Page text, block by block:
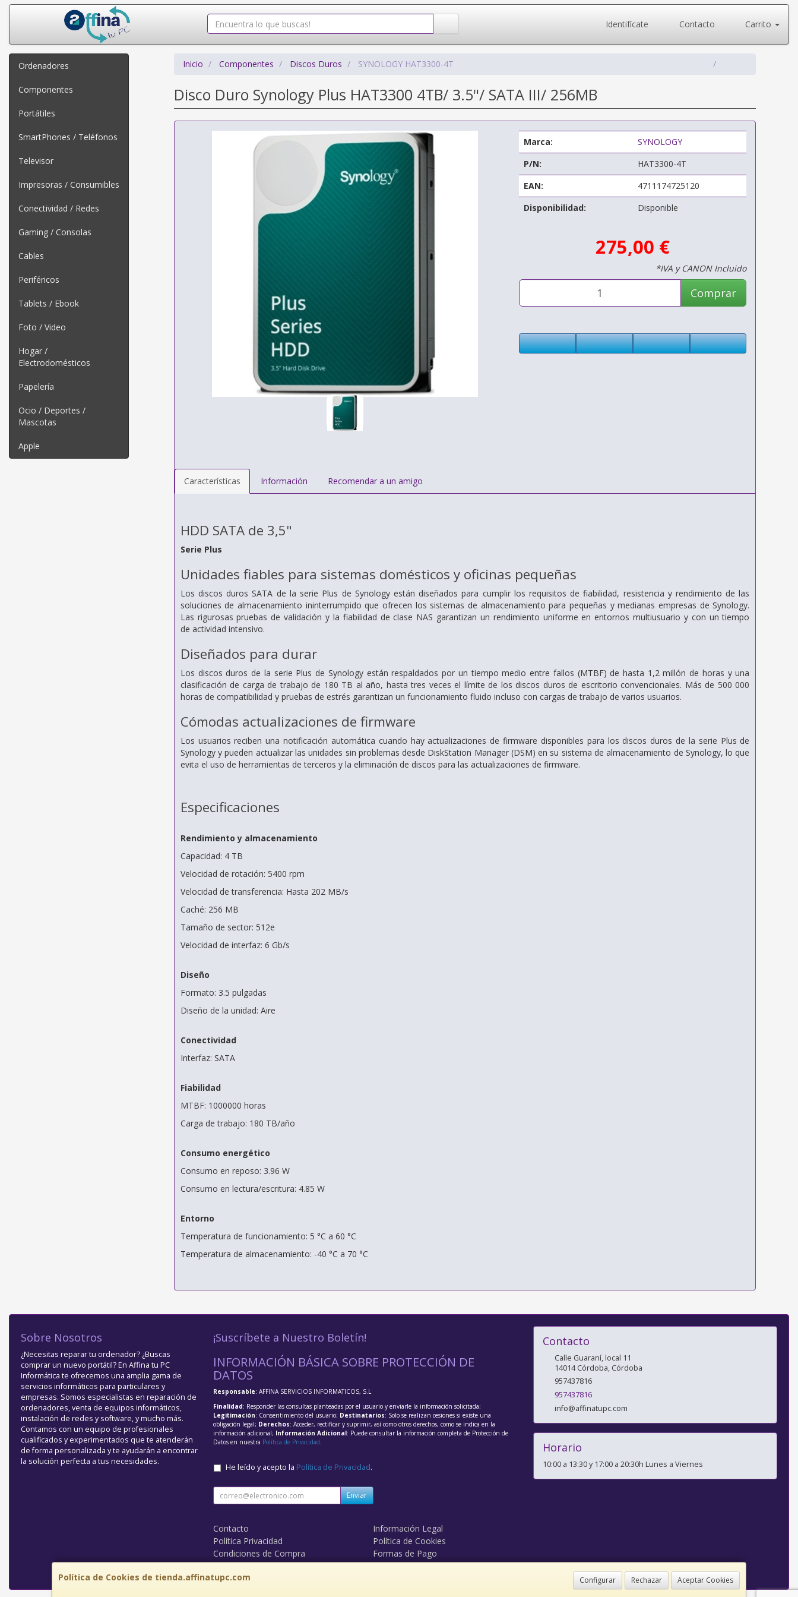
Identifícate Contacto Carrito
Ordenadores
Componentes
Portátiles
SmartPhones / Teléfonos
Televisor
Impresoras / Consumibles
Conectividad / Redes
Gaming / Consolas
Cables
Periféricos
Tablets / Ebook
Foto / Video
Hogar /
Electrodomésticos
Papelería
Ocio / Deportes /
Mascotas
Apple
Inicio Componentes Discos Duros SYNOLOGY HAT3300-4T
Disco Duro Synology Plus HAT3300 4TB/ 3.5"/ SATA III/ 256MB
Marca:
SYNOLOGY
P/N:
HAT3300-4T
EAN:
4711174725120
Disponibilidad:
Disponible
275,00 €
*IVA y CANON Incluido
Comprar
Características Información Recomendar a un amigo
HDD SATA de 3,5"
Serie Plus
Unidades fiables para sistemas domésticos y oficinas pequeñas
Los discos duros SATA de la serie Plus de Synology están diseñados para cumplir los requisitos de fiabilidad, resistencia y rendimiento de las
soluciones de almacenamiento ininterrumpido que ofrecen los sistemas de almacenamiento para pequeñas y medianas empresas de Synology.
Las rigurosas pruebas de validación y la fiabilidad de clase NAS garantizan un rendimiento uniforme en entornos multiusuario y con un tiempo
de actividad intensivo.
Diseñados para durar
Los discos duros de la serie Plus de Synology están respaldados por un tiempo medio entre fallos (MTBF) de hasta 1,2 millón de horas y una
clasificación de carga de trabajo de 180 TB al año, hasta tres veces el límite de los discos duros de escritorio convencionales. Más de 500 000
horas de compatibilidad y pruebas de estrés garantizan un funcionamiento fluido incluso con cargas de trabajo de varios usuarios.
Cómodas actualizaciones de firmware
Los usuarios reciben una notificación automática cuando hay actualizaciones de firmware disponibles para los discos duros de la serie Plus de
Synology y pueden actualizar las unidades sin problemas desde DiskStation Manager (DSM) en su sistema de almacenamiento de Synology, lo que
evita el uso de herramientas de terceros y la eliminación de discos para las actualizaciones de firmware.
Especificaciones
Rendimiento y almacenamiento
Capacidad: 4 TB
Velocidad de rotación: 5400 rpm
Velocidad de transferencia: Hasta 202 MB/s
Caché: 256 MB
Tamaño de sector: 512e
Velocidad de interfaz: 6 Gb/s
Diseño
Formato: 3.5 pulgadas
Diseño de la unidad: Aire
Conectividad
Interfaz: SATA
Fiabilidad
MTBF: 1000000 horas
Carga de trabajo: 180 TB/año
Consumo energético
Consumo en reposo: 3.96 W
Consumo en lectura/escritura: 4.85 W
Entorno
Temperatura de funcionamiento: 5 °C a 60 °C
Temperatura de almacenamiento: -40 °C a 70 °C
Política de Cookies de tienda.affinatupc.com Configurar Rechazar Aceptar Cookies
Sobre Nosotros
¿Necesitas reparar tu ordenador? ¿Buscas
comprar un nuevo portátil? En Affina tu PC
Informática te ofrecemos una amplia gama de
servicios informáticos para particulares y
empresas. Somos especialistas en reparación de
ordenadores, venta de equipos informáticos,
instalación de redes y software, y mucho más.
Contamos con un equipo de profesionales
cualificados y experimentados que te atenderán
de forma personalizada y te ayudarán a encontrar
la solución perfecta a tus necesidades.
¡Suscríbete a Nuestro Boletín!
INFORMACIÓN BÁSICA SOBRE PROTECCIÓN DE
DATOS
Responsable: AFFINA SERVICIOS INFORMATICOS, S.L
Finalidad: Responder las consultas planteadas por el usuario y enviarle la información solicitada;
Legitimación: Consentimiento del usuario; Destinatarios: Solo se realizan cesiones si existe una
obligación legal; Derechos: Acceder, rectificar y suprimir, así como otros derechos, como se indica en la
información adicional; Información Adicional: Puede consultar la información completa de Protección de
Datos en nuestra Política de Privacidad.
He leído y acepto la Política de Privacidad.
Enviar
Contacto
Información Legal
Política Privacidad
Política de Cookies
Condiciones de Compra
Formas de Pago
¿Quienes Somos?
Derecho de Desistimiento
Contacto
Calle Guaraní, local 11
14014 Córdoba, Córdoba
957437816
957437816
info@affinatupc.com
Horario
10:00 a 13:30 y 17:00 a 20:30h Lunes a Viernes